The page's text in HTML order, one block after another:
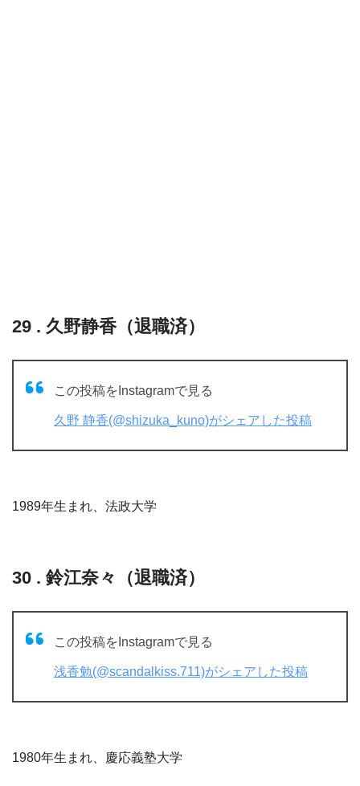
29 . 久野静香（退職済）
この投稿をInstagramで見る
久野 静香(@shizuka_kuno)がシェアした投稿
1989年生まれ、法政大学
30 . 鈴江奈々（退職済）
この投稿をInstagramで見る
浅香勉(@scandalkiss.711)がシェアした投稿
1980年生まれ、慶応義塾大学